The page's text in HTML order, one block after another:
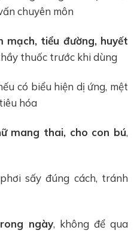
chuyên môn
mạch, tiểu đường, huyết
thuốc trước khi dùng
có biểu hiện dị ứng, mệt
hóa
mang thai, cho con bú,
sấy đúng cách, tránh
ngày, không để qua